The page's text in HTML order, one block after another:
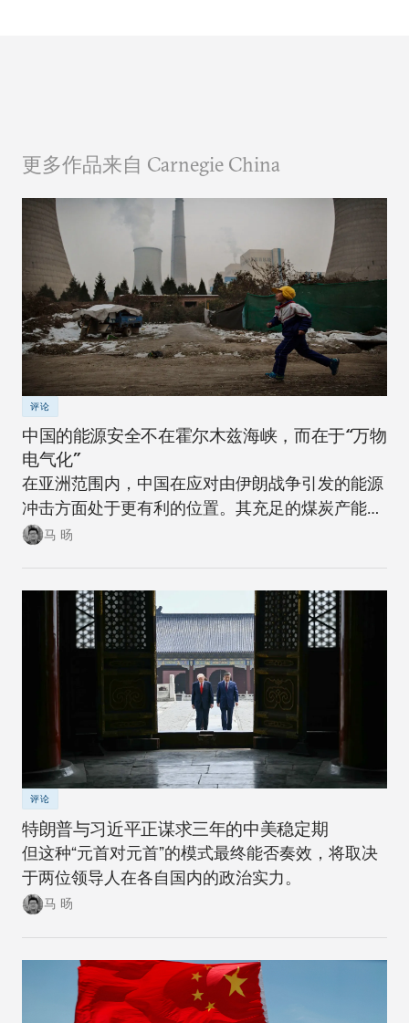
更多作品来自 Carnegie China
评论
中国的能源安全不在霍尔木兹海峡，而在于“万物
电气化”
在亚洲范围内，中国在应对由伊朗战争引发的能源
冲击方面处于更有利的位置。其充足的煤炭产能可
以在短期内确保稳定。同时，随着该国逐步推进摆
马 旸
评论
特朗普与习近平正谋求三年的中美稳定期
但这种“元首对元首”的模式最终能否奏效，将取决
于两位领导人在各自国内的政治实力。
马 旸